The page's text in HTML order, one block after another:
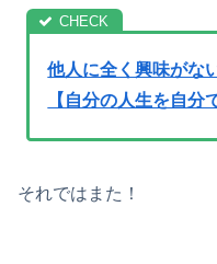
他人に全く興味がな
【自分の人生を自分
それではまた！